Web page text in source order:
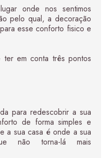
onde nos sentimos
pelo qual, a decoração
esse conforto fisico e
em conta três pontos
para redescobrir a sua
de forma simples e
a sua casa é onde a sua
não torna-lá mais